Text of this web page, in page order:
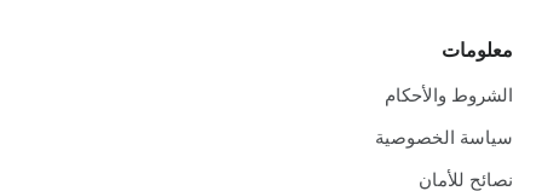
معلومات
الشروط والأحكام
سياسة الخصوصية
نصائح للأمان